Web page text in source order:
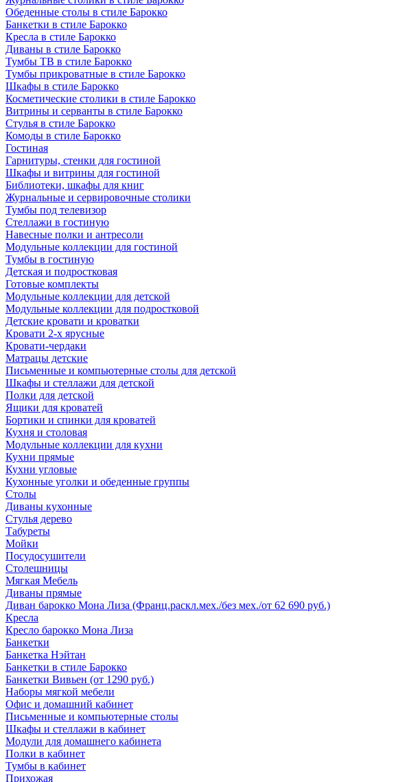
Обеденные столы в стиле Барокко
Банкетки в стиле Барокко
Кресла в стиле Барокко
Диваны в стиле Барокко
Тумбы ТВ в стиле Барокко
Тумбы прикроватные в стиле Барокко
Шкафы в стиле Барокко
Косметические столики в стиле Барокко
Витрины и серванты в стиле Барокко
Стулья в стиле Барокко
Комоды в стиле Барокко
Гостиная
Гарнитуры, стенки для гостиной
Шкафы и витрины для гостиной
Библиотеки, шкафы для книг
Журнальные и сервировочные столики
Тумбы под телевизор
Стеллажи в гостиную
Навесные полки и антресоли
Модульные коллекции для гостиной
Тумбы в гостиную
Детская и подростковая
Готовые комплекты
Модульные коллекции для детской
Модульные коллекции для подростковой
Детские кровати и кроватки
Кровати 2-х ярусные
Кровати-чердаки
Матрацы детские
Письменные и компьютерные столы для детской
Шкафы и стеллажи для детской
Полки для детской
Ящики для кроватей
Бортики и спинки для кроватей
Кухня и столовая
Модульные коллекции для кухни
Кухни прямые
Кухни угловые
Кухонные уголки и обеденные группы
Столы
Диваны кухонные
Стулья дерево
Табуреты
Мойки
Посудосушители
Столешницы
Мягкая Мебель
Диваны прямые
Диван барокко Мона Лиза (Франц.раскл.мех./без мех./от 62 690 руб.)
Кресла
Кресло барокко Мона Лиза
Банкетки
Банкетка Нэйтан
Банкетки в стиле Барокко
Банкетки Вивьен (от 1290 руб.)
Наборы мягкой мебели
Офис и домашний кабинет
Письменные и компьютерные столы
Шкафы и стеллажи в кабинет
Модули для домашнего кабинета
Полки в кабинет
Тумбы в кабинет
Прихожая